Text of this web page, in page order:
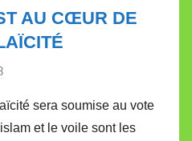
l
t
AU CŒUR DE
r
M
sera soumise au vote
et le voile sont les